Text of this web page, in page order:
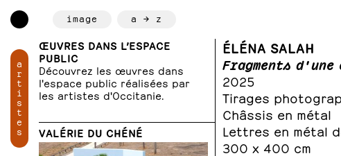
a
r
t
i
s
t
e
s
image a → z
ŒUVRES DANS L’ESPACE
PUBLIC
Découvrez les œuvres dans
l'espace public réalisées par
les artistes d'Occitanie.
VALÉRIE DU CHÉNÉ
ÉLÉNA SALAH
Fragments d'une
2025
Tirages
Châssis en métal
Lettres en métal
300 x 400 cm